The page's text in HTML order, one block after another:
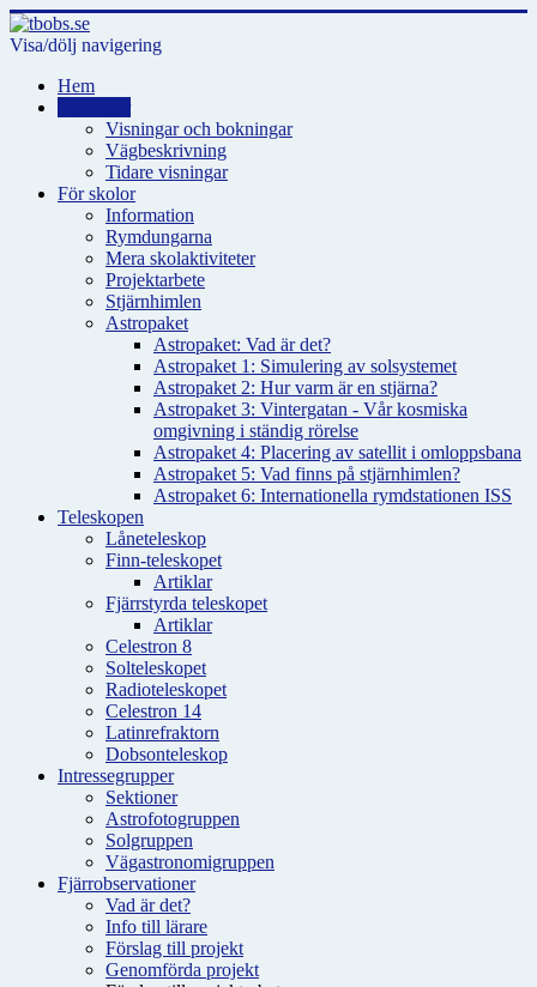
Visa/dölj navigering
Hem
Visningar och bokningar
Vägbeskrivning
Tidare visningar
För skolor
Information
Rymdungarna
Mera skolaktiviteter
Projektarbete
Stjärnhimlen
Astropaket
Astropaket: Vad är det?
Astropaket 1: Simulering av solsystemet
Astropaket 2: Hur varm är en stjärna?
Astropaket 3: Vintergatan - Vår kosmiska
omgivning i ständig rörelse
Astropaket 4: Placering av satellit i omloppsbana
Astropaket 5: Vad finns på stjärnhimlen?
Astropaket 6: Internationella rymdstationen ISS
Teleskopen
Låneteleskop
Finn-teleskopet
Artiklar
Fjärrstyrda teleskopet
Artiklar
Celestron 8
Solteleskopet
Radioteleskopet
Celestron 14
Latinrefraktorn
Dobsonteleskop
Intressegrupper
Sektioner
Astrofotogruppen
Solgruppen
Vägastronomigruppen
Fjärrobservationer
Vad är det?
Info till lärare
Förslag till projekt
Genomförda projekt